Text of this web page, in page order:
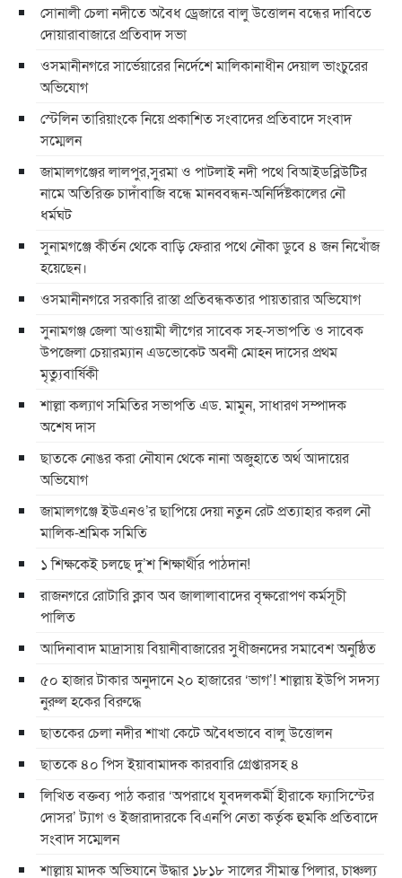
সোনালী চেলা নদীতে অবৈধ ড্রেজারে বালু উত্তোলন বন্ধের দাবিতে
দোয়ারাবাজারে প্রতিবাদ সভা
ওসমানীনগরে সার্ভেয়ারের নির্দেশে মালিকানাধীন দেয়াল ভাংচুরের
অভিযোগ
স্টেলিন তারিয়াংকে নিয়ে প্রকাশিত সংবাদের প্রতিবাদে সংবাদ
সম্মেলন
জামালগঞ্জের লালপুর,সুরমা ও পাটলাই নদী পথে বিআইডব্লিউটির
নামে অতিরিক্ত চাদাঁবাজি বন্ধে মানববন্ধন-অনির্দিষ্টকালের নৌ
ধর্মঘট
সুনামগঞ্জে কীর্তন থেকে বাড়ি ফেরার পথে নৌকা ডুবে ৪ জন নিখোঁজ
হয়েছেন।
ওসমানীনগরে সরকারি রাস্তা প্রতিবন্ধকতার পায়তারার অভিযোগ
সুনামগঞ্জ জেলা আওয়ামী লীগের সাবেক সহ-সভাপতি ও সাবেক
উপজেলা চেয়ারম্যান এডভোকেট অবনী মোহন দাসের প্রথম
মৃত্যুবার্ষিকী
শাল্লা কল্যাণ সমিতির সভাপতি এড. মামুন, সাধারণ সম্পাদক
অশেষ দাস
ছাতকে নোঙর করা নৌযান থেকে নানা অজুহাতে অর্থ আদায়ের
অভিযোগ
জামালগঞ্জে ইউএনও’র ছাপিয়ে দেয়া নতুন রেট প্রত্যাহার করল নৌ
মালিক-শ্রমিক সমিতি
১ শিক্ষকেই চলছে দু’শ শিক্ষার্থীর পাঠদান!
রাজনগরে রোটারি ক্লাব অব জালালাবাদের বৃক্ষরোপণ কর্মসূচী
পালিত
আদিনাবাদ মাদ্রাসায় বিয়ানীবাজারের সুধীজনদের সমাবেশ অনুষ্ঠিত
৫০ হাজার টাকার অনুদানে ২০ হাজারের ‘ভাগ’! শাল্লায় ইউপি সদস্য
নুরুল হকের বিরুদ্ধে
ছাতকের চেলা নদীর শাখা কেটে অবৈধভাবে বালু উত্তোলন
ছাতকে ৪০ পিস ইয়াবামাদক কারবারি গ্রেপ্তারসহ ৪
লিখিত বক্তব্য পাঠ করার ‘অপরাধে যুবদলকর্মী হীরাকে ফ্যাসিস্টের
দোসর’ ট্যাগ ও ইজারাদারকে বিএনপি নেতা কর্তৃক হুমকি প্রতিবাদে
সংবাদ সম্মেলন
শাল্লায় মাদক অভিযানে উদ্ধার ১৮১৮ সালের সীমান্ত পিলার, চাঞ্চল্য